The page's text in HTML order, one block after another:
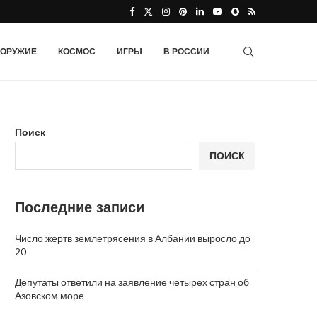
ОРУЖИЕ КОСМОС ИГРЫ В РОССИИ
Поиск
ПОИСК
Последние записи
Число жертв землетрясения в Албании выросло до
20
Депутаты ответили на заявление четырех стран об
Азовском море